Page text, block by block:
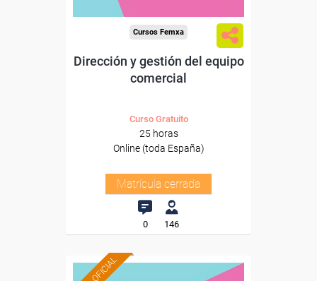
Cursos Femxa
Dirección y gestión del equipo
comercial
Curso Gratuito
25 horas
Online (toda España)
Matrícula cerrada
0 146